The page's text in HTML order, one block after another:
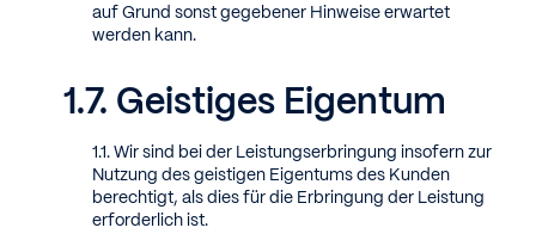
auf Grund sonst gegebener Hinweise erwartet
werden kann.
Geistiges Eigentum
Wir sind bei der Leistungserbringung insofern zur
Nutzung des geistigen Eigentums des Kunden
berechtigt, als dies für die Erbringung der Leistung
erforderlich ist.